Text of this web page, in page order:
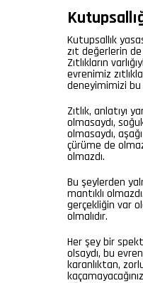
Kutupsallık
zıt değerlerin
Zıtlıkların
evrenimiz
deneyimimizi bu
Zıtlık, anlatıyı
olmasaydı,
olmasaydı,
çürüme de
olmazdı.
Bu şeylerden
mantıklı
gerçekliğin var
olmalıdır.
Her şey bir
olsaydı, bu
karanlıktan,